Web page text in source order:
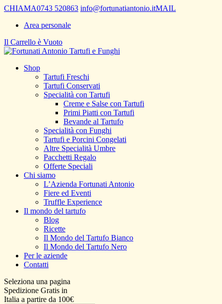
CHIAMA0743 520863 info@fortunatiantonio.itMAIL
Area personale
Il Carrello è Vuoto
Shop
Tartufi Freschi
Tartufi Conservati
Specialità con Tartufi
Creme e Salse con Tartufi
Primi Piatti con Tartufi
Bevande al Tartufo
Specialità con Funghi
Tartufi e Porcini Congelati
Altre Specialità Umbre
Pacchetti Regalo
Offerte Speciali
Chi siamo
L’Azienda Fortunati Antonio
Fiere ed Eventi
Truffle Experience
Il mondo del tartufo
Blog
Ricette
Il Mondo del Tartufo Bianco
Il Mondo del Tartufo Nero
Per le aziende
Contatti
Seleziona una pagina
Spedizione Gratis in
Italia a partire da 100€